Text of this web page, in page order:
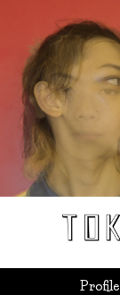
Profile